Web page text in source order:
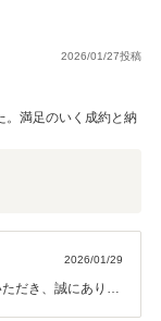
2026/01/27投稿
。満足のいく成約と納
2026/01/29
だき、誠にありが